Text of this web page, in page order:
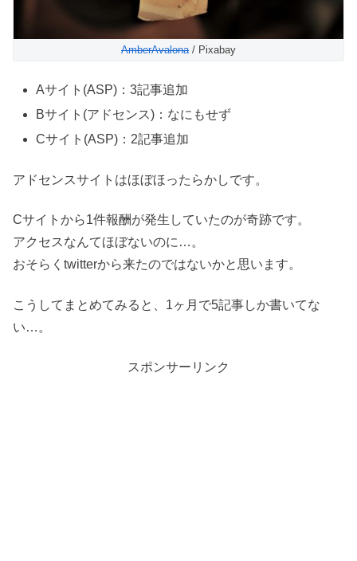
AmberAvalona / Pixabay
Aサイト(ASP)：3記事追加
Bサイト(アドセンス)：なにもせず
Cサイト(ASP)：2記事追加
アドセンスサイトはほぼほったらかしです。
Cサイトから1件報酬が発生していたのが奇跡です。
アクセスなんてほぼないのに…。
おそらくtwitterから来たのではないかと思います。
こうしてまとめてみると、1ヶ月で5記事しか書いてな
い…。
スポンサーリンク